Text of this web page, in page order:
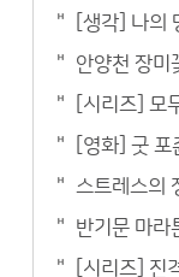
[생각] 나의
안양천 장
[시리즈] 모
[영화] 굿
스트레스의
반기문 마
[시리즈] 진